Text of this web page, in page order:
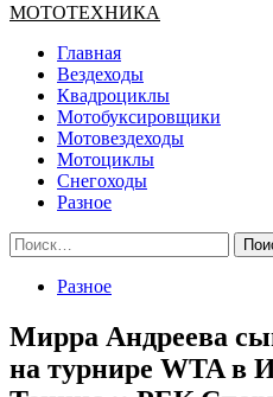
Основное
МОТОТЕХНИКА
Главная
Вездеходы
Квадроциклы
Мотобуксировщики
Мотовездеходы
Мотоциклы
Снегоходы
Разное
Найти:
Разное
Мирра Андреева
на турнире WTA в